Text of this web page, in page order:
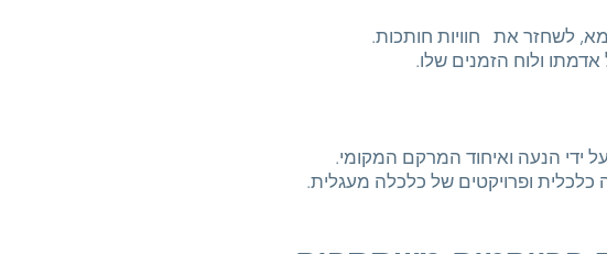
לשחזר את חוויות חותכות.
ולוח הזמנים שלו.
ידי הנעה ואיחוד המרקם המקומי.
כלכלית ופרויקטים של כלכלה מעגלית.